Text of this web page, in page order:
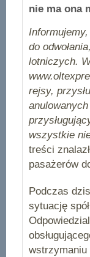
nie ma ona
do
lotniczych.
rejsy,
wszystkie
treści
pasażerów
Podczas
sytuację
wstrzymaniu